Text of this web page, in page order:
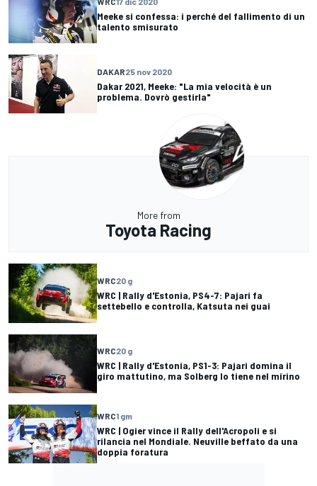
Meeke si confessa: i perché del fallimento di un
talento smisurato
DAKAR25 nov 2020
Dakar 2021, Meeke: "La mia velocità è un
problema. Dovrò gestirla"
More from
Toyota Racing
WRC20 g
WRC | Rally d'Estonia, PS4-7: Pajari fa
settebello e controlla, Katsuta nei guai
WRC20 g
WRC | Rally d'Estonia, PS1-3: Pajari domina il
giro mattutino, ma Solberg lo tiene nel mirino
WRC1 gm
WRC | Ogier vince il Rally dell'Acropoli e si
rilancia nel Mondiale. Neuville beffato da una
doppia foratura